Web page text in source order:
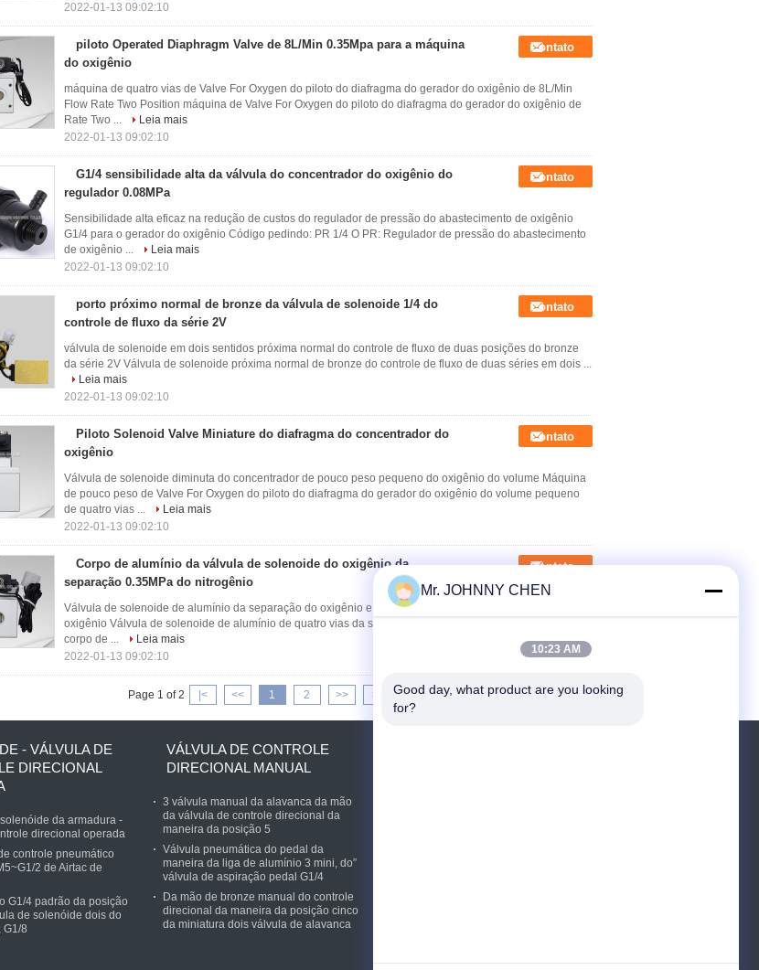
2022-01-13 09:02:10
piloto Operated Diaphragm Valve de 8L/Min 0.35Mpa para a máquina
do oxigênio
Contato
máquina de quatro vias de Valve For Oxygen do piloto do diafragma do gerador do oxigênio de 8L/Min
Flow Rate Two Position máquina de Valve For Oxygen do piloto do diafragma do gerador do oxigênio de
Rate Two ...
Leia mais
2022-01-13 09:02:10
G1/4 sensibilidade alta da válvula do concentrador do oxigênio do
regulador 0.08MPa
Contato
Sensibilidade alta eficaz na redução de custos do regulador de pressão do abastecimento de oxigênio
G1/4 para o gerador do oxigênio Código pedindo: PR 1/4 O PR: Regulador de pressão do abastecimento
de oxigênio ...
Leia mais
2022-01-13 09:02:10
porto próximo normal de bronze da válvula de solenoide 1/4 do
controle de fluxo da série 2V
Contato
válvula de solenoide em dois sentidos próxima normal do controle de fluxo de duas posições do bronze
da série 2V Válvula de solenoide próxima normal de bronze do controle de fluxo de duas séries em dois ...
Leia mais
2022-01-13 09:02:10
Piloto Solenoid Valve Miniature do diafragma do concentrador do
oxigênio
Contato
Válvula de solenoide diminuta do concentrador de pouco peso pequeno do oxigênio do volume Máquina
de pouco peso de Valve For Oxygen do piloto do diafragma do gerador do oxigênio do volume pequeno
de quatro vias ...
Leia mais
2022-01-13 09:02:10
Corpo de alumínio da válvula de solenoide do oxigênio da
separação 0.35MPa do nitrogênio
Contato
Válvula de solenoide de alumínio da separação do oxigênio e do nitrogênio do corpo para o gerador do
oxigênio Válvula de solenoide de alumínio de quatro vias da separação do oxigênio e do nitrogênio do
corpo de ...
Leia mais
2022-01-13 09:02:10
Page 1 of 2 |< << 1 2 >> >|
- VÁLVULA DE
DIRECIONAL
da armadura -
direcional operada
controle pneumático
2 de Airtac de
G1/4 padrão da posição
de solenóide dois do
G1/8
VÁLVULA DE CONTROLE
DIRECIONAL MANUAL
3 válvula manual da alavanca da mão
da válvula de controle direcional da
maneira da posição 5
Válvula pneumática do pedal da
maneira da liga de alumínio 3 mini, do”
válvula de aspiração pedal G1/4
Da mão de bronze manual do controle
direcional da maneira da posição cinco
da miniatura dois válvula de alavanca
Mr. JOHNNY CHEN
10:23 AM
Good day, what product are you looking
for?